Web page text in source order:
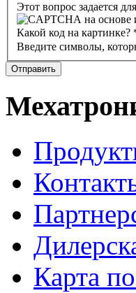
Этот вопрос задается
Какой код на картинке?
Введите символы,
Отправить
Карта